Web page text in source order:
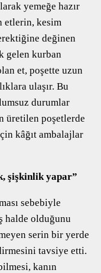
yemeğe hazır
kesim
değinen
gelen kurban
et, poşette uzun
ulaşır. Bu
durumlar
üretilen poşetlerde
kâğıt ambalajlar
şişkinlik yapar”
sebebiyle
halde olduğunu
serin bir yerde
tavsiye etti.
kanın